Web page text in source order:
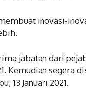
inovasi-
jabatan dari
Kemudian segera
13 Januari 2021.